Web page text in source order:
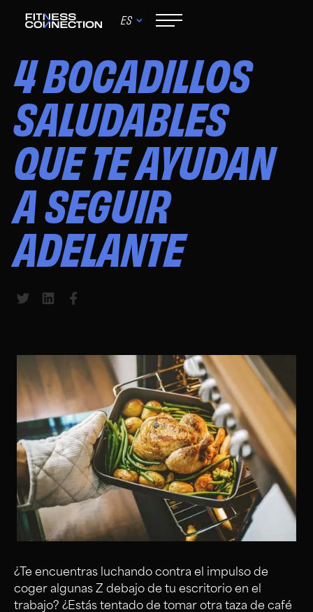
ES
May 15, 2026
4 BOCADILLOS
SALUDABLES
QUE TE AYUDAN
A SEGUIR
ADELANTE
Share to Twitter
Share to LinkedIn
¿Te encuentras luchando contra el impulso de
coger algunas Z debajo de tu escritorio en el
trabajo? ¿Estás tentado de tomar otra taza de café